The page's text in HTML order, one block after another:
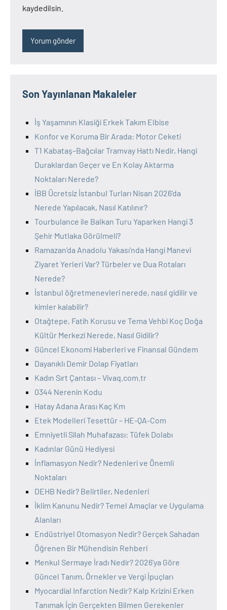
kaydedilsin.
Son Yayınlanan Makaleler
İş Yaşamının Klasiği Erkek Takım Elbise
Konfor ve Koruma Bir Arada: Motor Ceketi
T1 Kabataş–Bağcılar Tramvay Hattı Nedir, Hangi
Duraklardan Geçer ve En Kolay Aktarma
Noktaları Nerede?
İBB Ücretsiz İstanbul Turları Nisan 2026’da
Nerede Yapılacak, Nasıl Katılınır?
Tourbulance ile Balkan Turu Yaparken Hangi 3
Şehir Mutlaka Görülmeli?
Ramazan’da Anadolu Yakası’nda Hangi Manevi
Ziyaret Yerleri Var? Türbeler ve Dua Rotaları
Nerede?
İstanbul öğretmenevleri nerede, nasıl gidilir ve
kimler kalabilir?
Otağtepe, Fatih Korusu ve Tema Vehbi Koç Doğa
Kültür Merkezi Nerede, Nasıl Gidilir?
Güncel Ekonomi Haberleri ve Finansal Gündem
Dayanıklı Demir Dolap Fiyatları
Kadın Sırt Çantası – Vivaq.com.tr
0344 Nerenin Kodu
Hatay Adana Arası Kaç Km
Etek Modelleri Tesettür – HE-QA-Com
Emniyetli Silah Muhafazası: Tüfek Dolabı
Kadınlar Günü Hediyesi
İnflamasyon Nedir? Nedenleri ve Önemli
Noktaları
DEHB Nedir? Belirtiler, Nedenleri
İklim Kanunu Nedir? Temel Amaçlar ve Uygulama
Alanları
Endüstriyel Otomasyon Nedir? Gerçek Sahadan
Öğrenen Bir Mühendisin Rehberi
Menkul Sermaye İradı Nedir? 2026’ya Göre
Güncel Tanım, Örnekler ve Vergi İpuçları
Myocardial Infarction Nedir? Kalp Krizini Erken
Tanımak İçin Gerçekten Bilmen Gerekenler